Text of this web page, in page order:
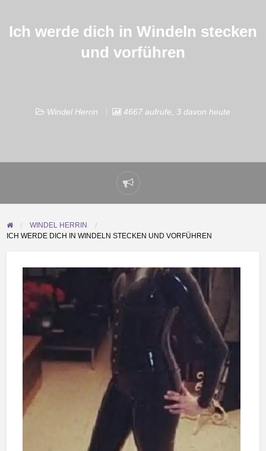
Ich werde dich in Windeln stecken
und vorführen
Windel Herrin 4667 aufrufe, 3 davon heute
Problem
melden
WINDEL HERRIN
ICH WERDE DICH IN WINDELN STECKEN UND VORFÜHREN